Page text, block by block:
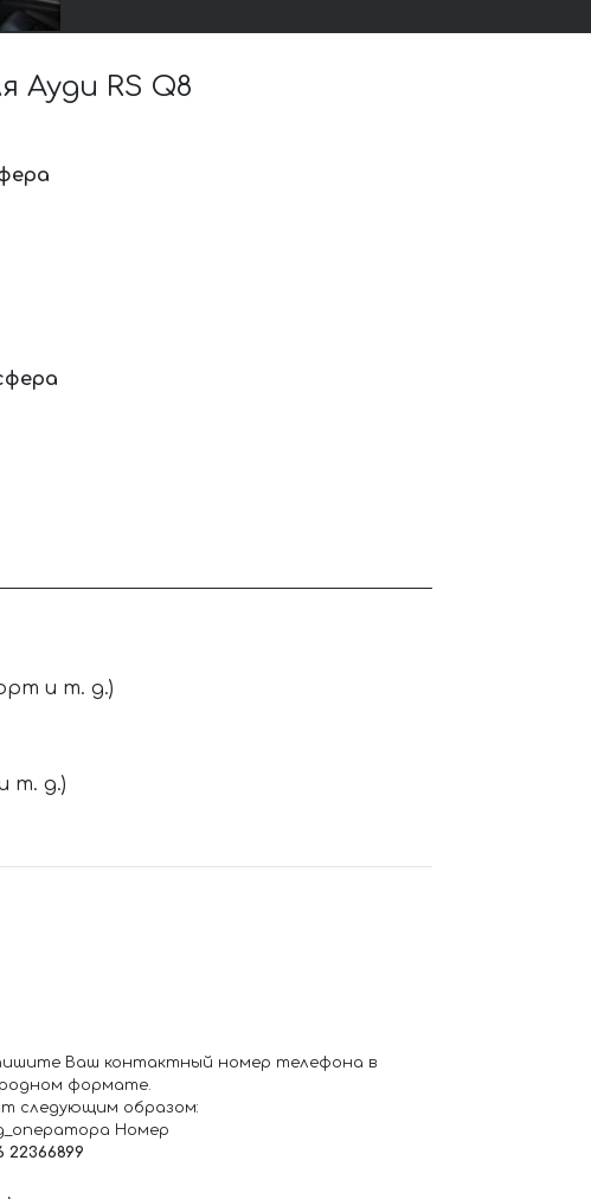
RS Q8
и т. д.)
т. д.)
Ваш контактный номер телефона в
формате.
следующим образом:
Номер
22366899